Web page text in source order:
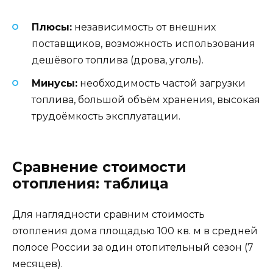
Плюсы: независимость от внешних
поставщиков, возможность использования
дешёвого топлива (дрова, уголь).
Минусы: необходимость частой загрузки
топлива, большой объём хранения, высокая
трудоёмкость эксплуатации.
Сравнение стоимости
отопления: таблица
Для наглядности сравним стоимость
отопления дома площадью 100 кв. м в средней
полосе России за один отопительный сезон (7
месяцев).